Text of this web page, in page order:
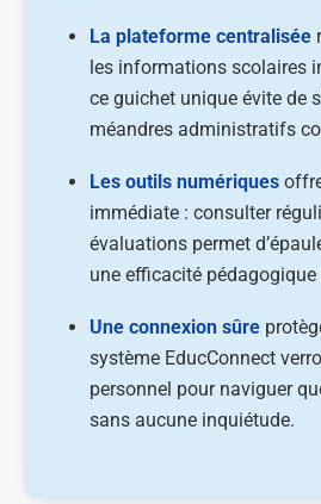
La plateforme centralisée
les informations scolaires
ce guichet unique évite de
méandres administratifs
Les outils numériques
immédiate : consulter
évaluations permet
une efficacité pédagogique
Une connexion sûre
système EducConnect
personnel pour naviguer
sans aucune inquiétude.